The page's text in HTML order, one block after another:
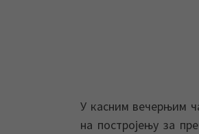
У касним вечерњим
на постројењу за